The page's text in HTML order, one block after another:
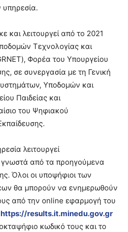
και λειτουργεί από το 2021
Τεχνολογίας και
Φορέα του Υπουργείου
σε συνεργασία με τη Γενική
Υποδομών και
Παιδείας και
του Ψηφιακού
λειτουργεί
από τα προηγούμενα
Όλοι οι υποψήφιοι των
θα μπορούν να ενημερωθούν
από την online εφαρμογή του
https://results.it.minedu.gov.gr
κωδικό τους και το